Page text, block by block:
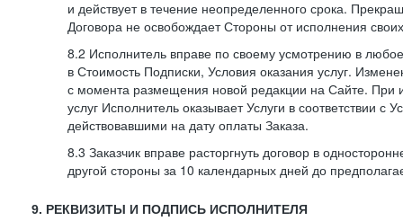
и действует в течение неопределенного срока.
Договора не освобождает Стороны от исполнения
8.2 Исполнитель вправе по своему усмотрению в
в Стоимость Подписки, Условия оказания услуг.
с момента размещения новой редакции на Сайте. При
услуг Исполнитель оказывает Услуги в соответствии с
действовавшими на дату оплаты Заказа.
8.3 Заказчик вправе расторгнуть договор в
другой стороны за 10 календарных дней до
9. РЕКВИЗИТЫ И ПОДПИСЬ ИСПОЛНИТЕЛЯ